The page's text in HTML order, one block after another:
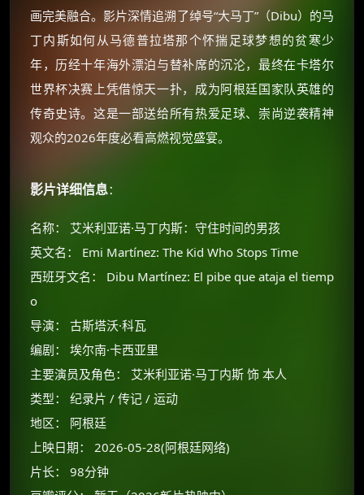
画完美融合。影片深情追溯了绰号“大马丁”（Dibu）的马
丁内斯如何从马德普拉塔那个怀揣足球梦想的贫寒少
年，历经十年海外漂泊与替补席的沉沦，最终在卡塔尔
世界杯决赛上凭借惊天一扑，成为阿根廷国家队英雄的
传奇史诗。这是一部送给所有热爱足球、崇尚逆袭精神
观众的2026年度必看高燃视觉盛宴。
影片详细信息：
名称： 艾米利亚诺·马丁内斯：守住时间的男孩
英文名： Emi Martínez: The Kid Who Stops Time
西班牙文名： Dibu Martínez: El pibe que ataja el tiemp
o
导演： 古斯塔沃·科瓦
编剧： 埃尔南·卡西亚里
主要演员及角色： 艾米利亚诺·马丁内斯 饰 本人
类型： 纪录片 / 传记 / 运动
地区： 阿根廷
上映日期： 2026-05-28(阿根廷网络)
片长： 98分钟